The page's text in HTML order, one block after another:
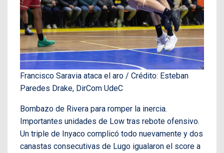
Francisco Saravia ataca el aro / Crédito: Esteban
Paredes Drake, DirCom UdeC
Bombazo de Rivera para romper la inercia.
Importantes unidades de Low tras rebote ofensivo.
Un triple de Inyaco complicó todo nuevamente y dos
canastas consecutivas de Lugo igualaron el score a